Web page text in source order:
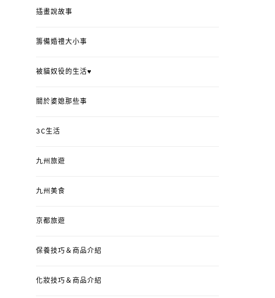
插畫說故事
籌備婚禮大小事
被貓奴役的生活♥
關於婆媳那些事
3C生活
九州旅遊
九州美食
京都旅遊
保養技巧＆商品介紹
化妝技巧＆商品介紹